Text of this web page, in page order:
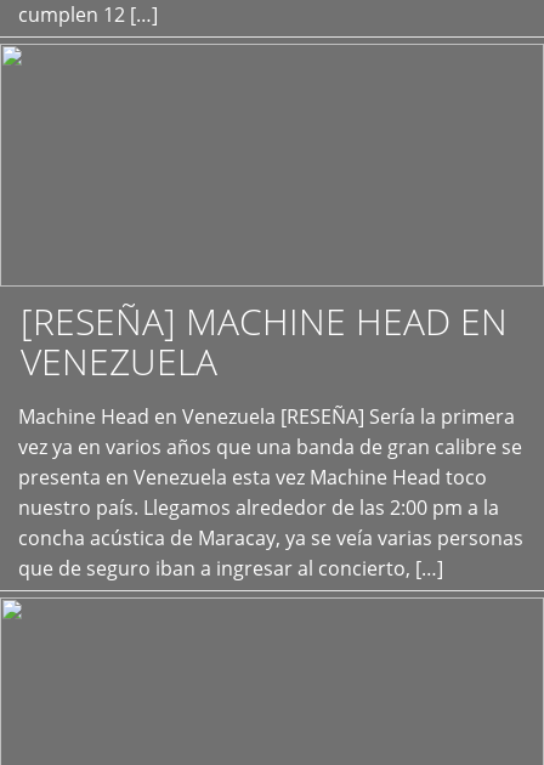
cumplen 12 […]
[RESEÑA] MACHINE HEAD EN
VENEZUELA
Machine Head en Venezuela [RESEÑA] Sería la primera
vez ya en varios años que una banda de gran calibre se
presenta en Venezuela esta vez Machine Head toco
nuestro país. Llegamos alrededor de las 2:00 pm a la
concha acústica de Maracay, ya se veía varias personas
que de seguro iban a ingresar al concierto, […]
+